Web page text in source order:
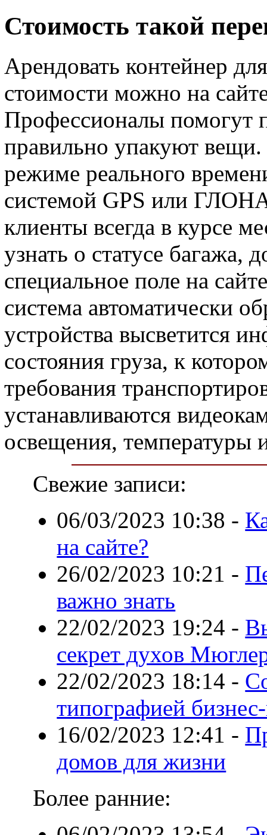
Стоимость такой
Арендовать контейнер
стоимости можно на
Профессионалы помогут
правильно упакуют
режиме реального
системой GPS или
клиенты всегда в курсе
узнать о статусе багажа,
специальное поле на
система автоматически
устройства высветится
состояния груза, к
требования
устанавливаются
освещения, температуры
Свежие записи:
06/03/2023 10:38 -
на сайте?
26/02/2023 10:21 -
важно знать
22/02/2023 19:24 -
секрет духов
22/02/2023 18:14 -
типографией
16/02/2023 12:41 -
домов для жизни
Более ранние: